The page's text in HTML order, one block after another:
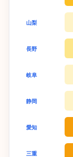
山梨
長野
岐阜
静岡
愛知
三重